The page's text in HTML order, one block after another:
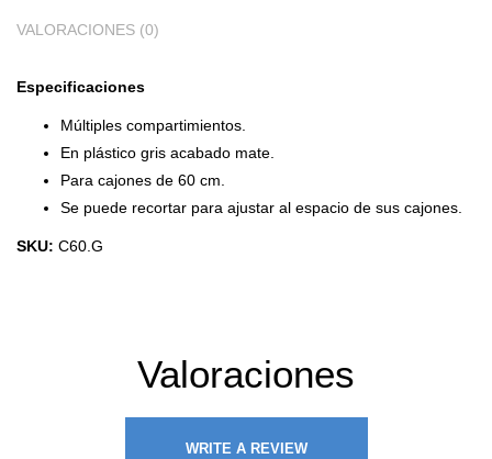
VALORACIONES (0)
Especificaciones
Múltiples compartimientos.
En plástico gris acabado mate.
Para cajones de 60 cm.
Se puede recortar para ajustar al espacio de sus cajones.
SKU: C60.G
Valoraciones
WRITE A REVIEW